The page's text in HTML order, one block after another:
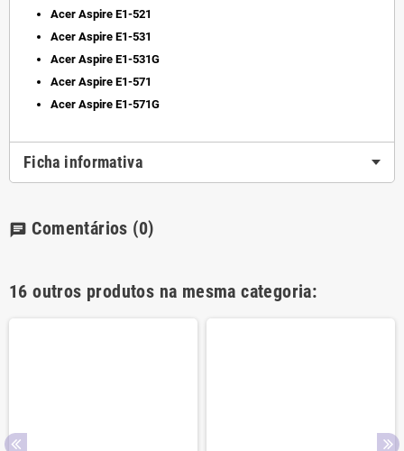
Acer Aspire E1-521
Acer Aspire E1-531
Acer Aspire E1-531G
Acer Aspire E1-571
Acer Aspire E1-571G
Ficha informativa
chat Comentários (0)
16 outros produtos na mesma categoria: